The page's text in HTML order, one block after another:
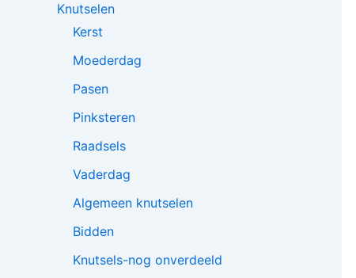
Knutselen
Kerst
Moederdag
Pasen
Pinksteren
Raadsels
Vaderdag
Algemeen knutselen
Bidden
Knutsels-nog onverdeeld